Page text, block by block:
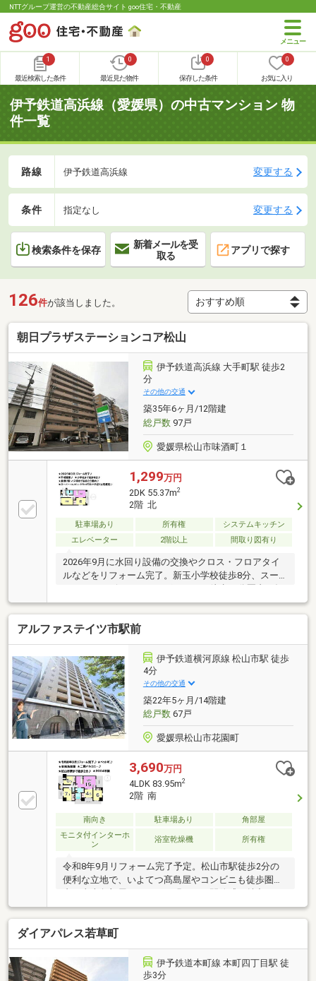
NTTグループ運営の不動産総合サイト goo住宅・不動産
1
最近検索した条件
0
最近見た物件
0
保存した条件
0
お気に入り
伊予鉄道高浜線（愛媛県）の中古マンション 物
件一覧
路線 伊予鉄道高浜線 変更する
条件 指定なし 変更する
検索条件を保存
新着メールを受
取る
アプリで探す
126件が該当しました。
朝日プラザステーションコア松山
伊予鉄道高浜線 大手町駅 徒歩2
分
その他の交通
築35年6ヶ月/12階建
総戸数97戸
愛媛県松山市味酒町１
1,299万円
2DK 55.37m2
2階 北
駐車場あり 所有権
システムキッチン
エレベーター
2階以上 間取り図有り
2026年9月に水回り設備の交換やクロス・フロアタイ
ルなどをリフォーム完了。新玉小学校徒歩8分、スー
日の暮らしが便利です。住宅ローンのご相談や金融機
関比較、無理のない資金計画のご提案もお任せくださ
い。
アルファステイツ市駅前
伊予鉄道横河原線 松山市駅 徒歩
4分
その他の交通
築22年5ヶ月/14階建
総戸数67戸
愛媛県松山市花園町
3,690万円
4LDK 83.95m2
2階 南
南向き 駐車場あり
角部屋
モニタ付インターホ
ン
浴室乾燥機 所有権
令和8年9月リフォーム完了予定。松山市駅徒歩2分の
便利な立地で、いよてつ髙島屋やコンビニも徒歩圏
す。ペット飼育可能（規約による）。住宅ローンのご
相談や金融機関の比較、無理のない資金計画のご提案
も承ります。
ダイアパレス若草町
伊予鉄道本町線 本町四丁目駅 徒
歩3分